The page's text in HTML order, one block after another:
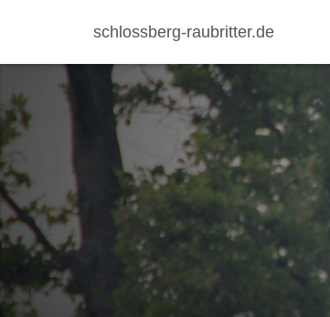
schlossberg-raubritter.de